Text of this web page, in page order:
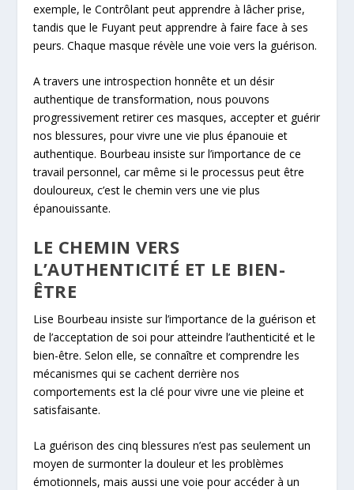
exemple, le Contrôlant peut apprendre à lâcher prise,
tandis que le Fuyant peut apprendre à faire face à ses
peurs. Chaque masque révèle une voie vers la guérison.
A travers une introspection honnête et un désir
authentique de transformation, nous pouvons
progressivement retirer ces masques, accepter et guérir
nos blessures, pour vivre une vie plus épanouie et
authentique. Bourbeau insiste sur l’importance de ce
travail personnel, car même si le processus peut être
douloureux, c’est le chemin vers une vie plus
épanouissante.
LE CHEMIN VERS
L’AUTHENTICITÉ ET LE BIEN-
ÊTRE
Lise Bourbeau insiste sur l’importance de la guérison et
de l’acceptation de soi pour atteindre l’authenticité et le
bien-être. Selon elle, se connaître et comprendre les
mécanismes qui se cachent derrière nos
comportements est la clé pour vivre une vie pleine et
satisfaisante.
La guérison des cinq blessures n’est pas seulement un
moyen de surmonter la douleur et les problèmes
émotionnels, mais aussi une voie pour accéder à un